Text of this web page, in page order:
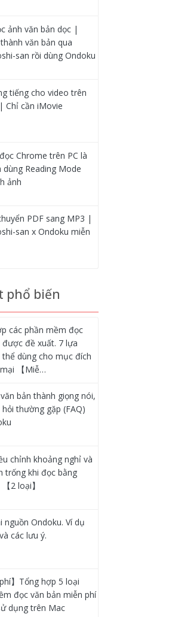
ảnh văn bản dọc |
văn bản qua
san rồi dùng Ondoku
tiếng cho video trên
Chỉ cần iMovie
Chrome trên PC là
dùng Reading Mode
ảnh
PDF sang MP3 |
san x Ondoku miễn
phổ biến
các phần mềm đọc
được đề xuất. 7 lựa
thể dùng cho mục đích
【Miễ…
bản thành giọng nói,
hỏi thường gặp (FAQ)
chỉnh khoảng nghỉ và
trống khi đọc bằng
2 loại】
nguồn Ondoku. Ví dụ
các lưu ý.
phí】Tổng hợp 5 loại
đọc văn bản miễn phí
dụng trên Mac